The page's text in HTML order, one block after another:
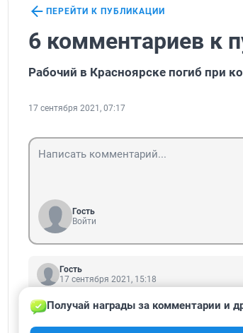
ПЕРЕЙТИ К ПУБЛИКАЦИИ
6 комментариев к
Рабочий в Красноярске погиб при
17 сентября 2021, 07:17
Гость
Войти
Гость
17 сентября 2021, 15:18
частноя компания нанимала рабочих.
ОТВЕТИТЬ 1
Получай награды за комментарии и